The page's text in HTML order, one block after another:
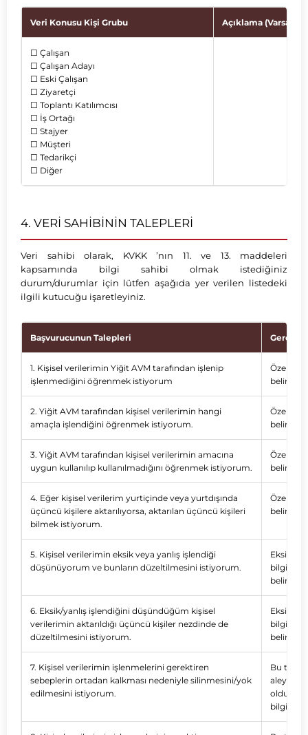
Veri Konusu Kişi Grubu Açıklama (Varsa
☐ Çalışan
☐ Çalışan Adayı
☐ Eski Çalışan
☐ Ziyaretçi
☐ Toplantı Katılımcısı
☐ İş Ortağı
☐ Stajyer
☐ Müşteri
☐ Tedarikçi
☐ Diğer
4. VERİ SAHİBİNİN TALEPLERİ
Veri sahibi olarak, KVKK ’nın 11. ve 13. maddeleri
kapsamında bilgi sahibi olmak istediğiniz
durum/durumlar için lütfen aşağıda yer verilen listedeki
ilgili kutucuğu işaretleyiniz.
Başvurucunun Talepleri
1. Kişisel verilerimin Yiğit AVM tarafından işlenip
işlenmediğini öğrenmek istiyorum
Özel bir
belirtiniz.
2. Yiğit AVM tarafından kişisel verilerimin hangi
amaçla işlendiğini öğrenmek istiyorum.
Özel bir
belirtiniz.
3. Yiğit AVM tarafından kişisel verilerimin amacına
uygun kullanılıp kullanılmadığını öğrenmek istiyorum.
Özel bir
belirtiniz.
4. Eğer kişisel verilerim yurtiçinde veya yurtdışında
üçüncü kişilere aktarılıyorsa, aktarılan üçüncü kişileri
bilmek istiyorum.
Özel bir
belirtiniz.
5. Kişisel verilerimin eksik veya yanlış işlendiği
düşünüyorum ve bunların düzeltilmesini istiyorum.
Eksik ve
bilgilerin
belirtiniz.
6. Eksik/yanlış işlendiğini düşündüğüm kişisel
verilerimin aktarıldığı üçüncü kişiler nezdinde de
düzeltilmesini istiyorum.
Eksik ve
bilgilerin
belirtiniz.
7. Kişisel verilerimin işlenmelerini gerektiren
sebeplerin ortadan kalkması nedeniyle silinmesini/yok
edilmesini istiyorum.
Bu
bilgi ve